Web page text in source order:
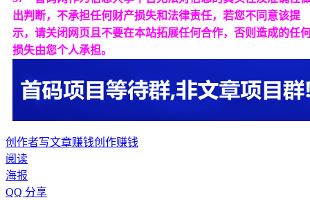
出判断，不承担任何财产损失和法律责任，若您不同意该提
示，请关闭网页且不要在本站拓展任何合作，否则造成的任
损失由您个人承担。
创作者写文章赚钱创作赚钱
阅读
海报
QQ 分享